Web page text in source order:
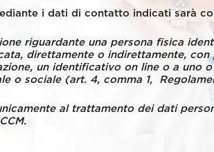
i dati di contatto indicati sarà
riguardante una persona fisica
direttamente o indirettamente,
un identificativo on line o a uno
o sociale (art. 4, comma 1,
al trattamento dei dati